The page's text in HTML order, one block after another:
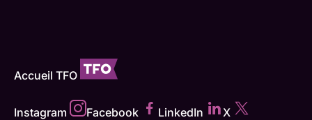
Accueil TFO
Instagram Facebook LinkedIn X